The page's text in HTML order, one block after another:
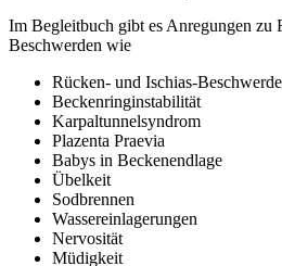
Im Begleitbuch gibt es Anregungen zu
Beschwerden wie
Rücken- und Ischias-
Beckenringinstabilität
Karpaltunnelsyndrom
Plazenta Praevia
Babys in Beckenendlage
Übelkeit
Sodbrennen
Wassereinlagerungen
Nervosität
Müdigkeit